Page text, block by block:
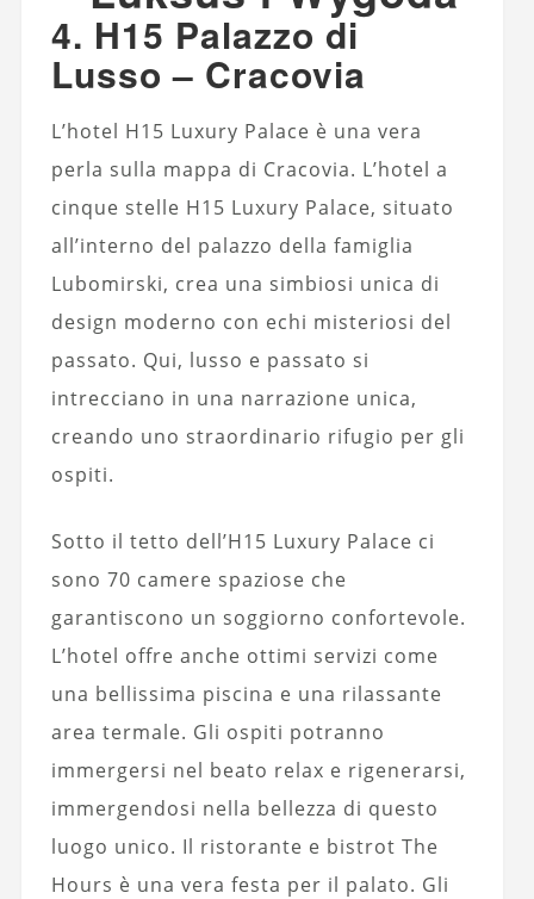
4. H15 Palazzo di
Lusso – Cracovia
L’hotel H15 Luxury Palace è una vera
perla sulla mappa di Cracovia. L’hotel a
cinque stelle H15 Luxury Palace, situato
all’interno del palazzo della famiglia
Lubomirski, crea una simbiosi unica di
design moderno con echi misteriosi del
passato. Qui, lusso e passato si
intrecciano in una narrazione unica,
creando uno straordinario rifugio per gli
ospiti.
Sotto il tetto dell’H15 Luxury Palace ci
sono 70 camere spaziose che
garantiscono un soggiorno confortevole.
L’hotel offre anche ottimi servizi come
una bellissima piscina e una rilassante
area termale. Gli ospiti potranno
immergersi nel beato relax e rigenerarsi,
immergendosi nella bellezza di questo
luogo unico. Il ristorante e bistrot The
Hours è una vera festa per il palato. Gli